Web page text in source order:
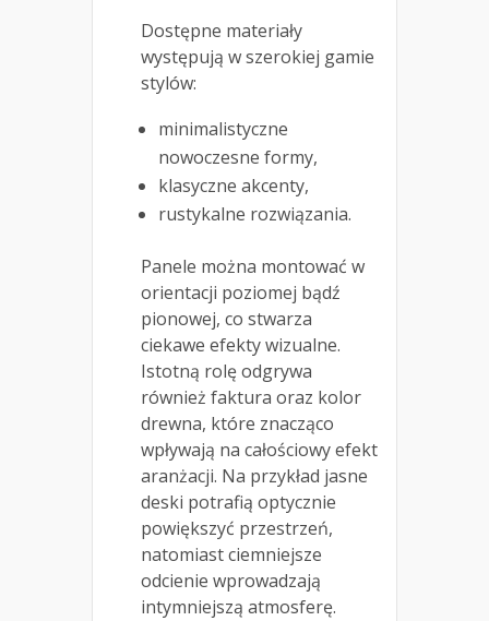
Dostępne materiały
występują w szerokiej gamie
stylów:
minimalistyczne
nowoczesne formy,
klasyczne akcenty,
rustykalne rozwiązania.
Panele można montować w
orientacji poziomej bądź
pionowej, co stwarza
ciekawe efekty wizualne.
Istotną rolę odgrywa
również faktura oraz kolor
drewna, które znacząco
wpływają na całościowy efekt
aranżacji. Na przykład jasne
deski potrafią optycznie
powiększyć przestrzeń,
natomiast ciemniejsze
odcienie wprowadzają
intymniejszą atmosferę.